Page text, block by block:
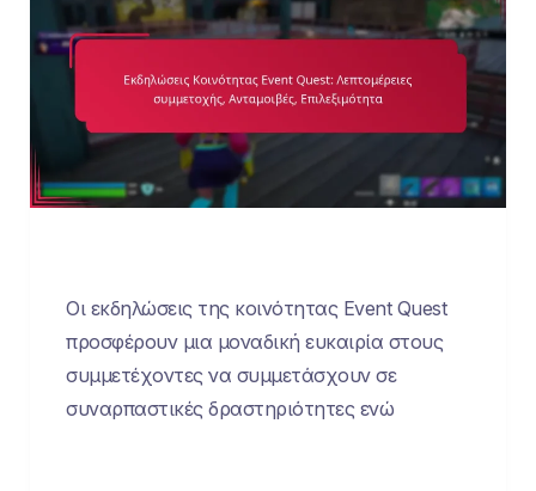
Οι εκδηλώσεις της κοινότητας Event Quest
προσφέρουν μια μοναδική ευκαιρία στους
συμμετέχοντες να συμμετάσχουν σε
συναρπαστικές δραστηριότητες ενώ